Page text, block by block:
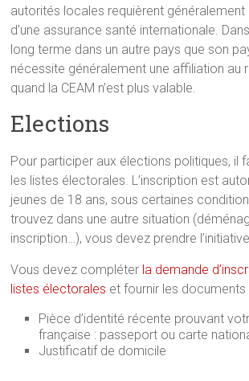
autorités locales requièrent
d’une assurance santé internationale.
long terme dans un autre pays que son
nécessite généralement une affiliation au
quand la CEAM n’est plus valable.
Elections
Pour participer aux élections politiques, il
les listes électorales. L’inscription est
jeunes de 18 ans, sous certaines
trouvez dans une autre situation
inscription…), vous devez prendre
Vous devez compléter la demande
listes électorales et fournir les documents
Pièce d’identité récente prouvant
française : passeport ou carte
Justificatif de domicile